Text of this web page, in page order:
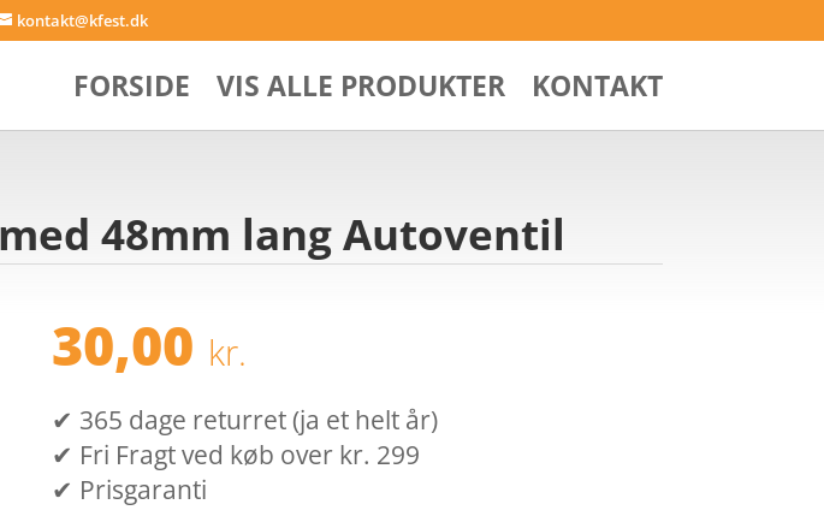
kontakt@kfest.dk
FORSIDE VIS ALLE PRODUKTER KONTAKT
48mm lang Autoventil
30,00 kr.
✔ 365 dage returret (ja et helt år)
✔ Fri Fragt ved køb over kr. 299
✔ Prisgaranti